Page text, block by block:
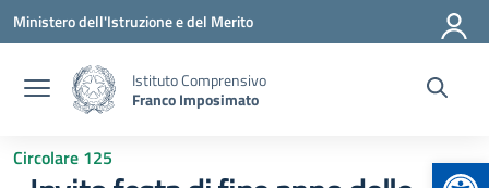
Vai ai contenuti
Vai al menu di navigazione
Vai al footer
Ministero dell'Istruzione e del Merito
Istituto Comprensivo
Franco Imposimato
Circolare 125